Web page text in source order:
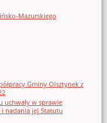
Mazurskiego
Gminy Olsztynek z
uchwały w sprawie
nadania jej Statutu